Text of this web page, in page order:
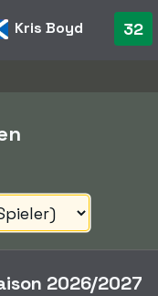
Kris Boyd 32
2026/2027